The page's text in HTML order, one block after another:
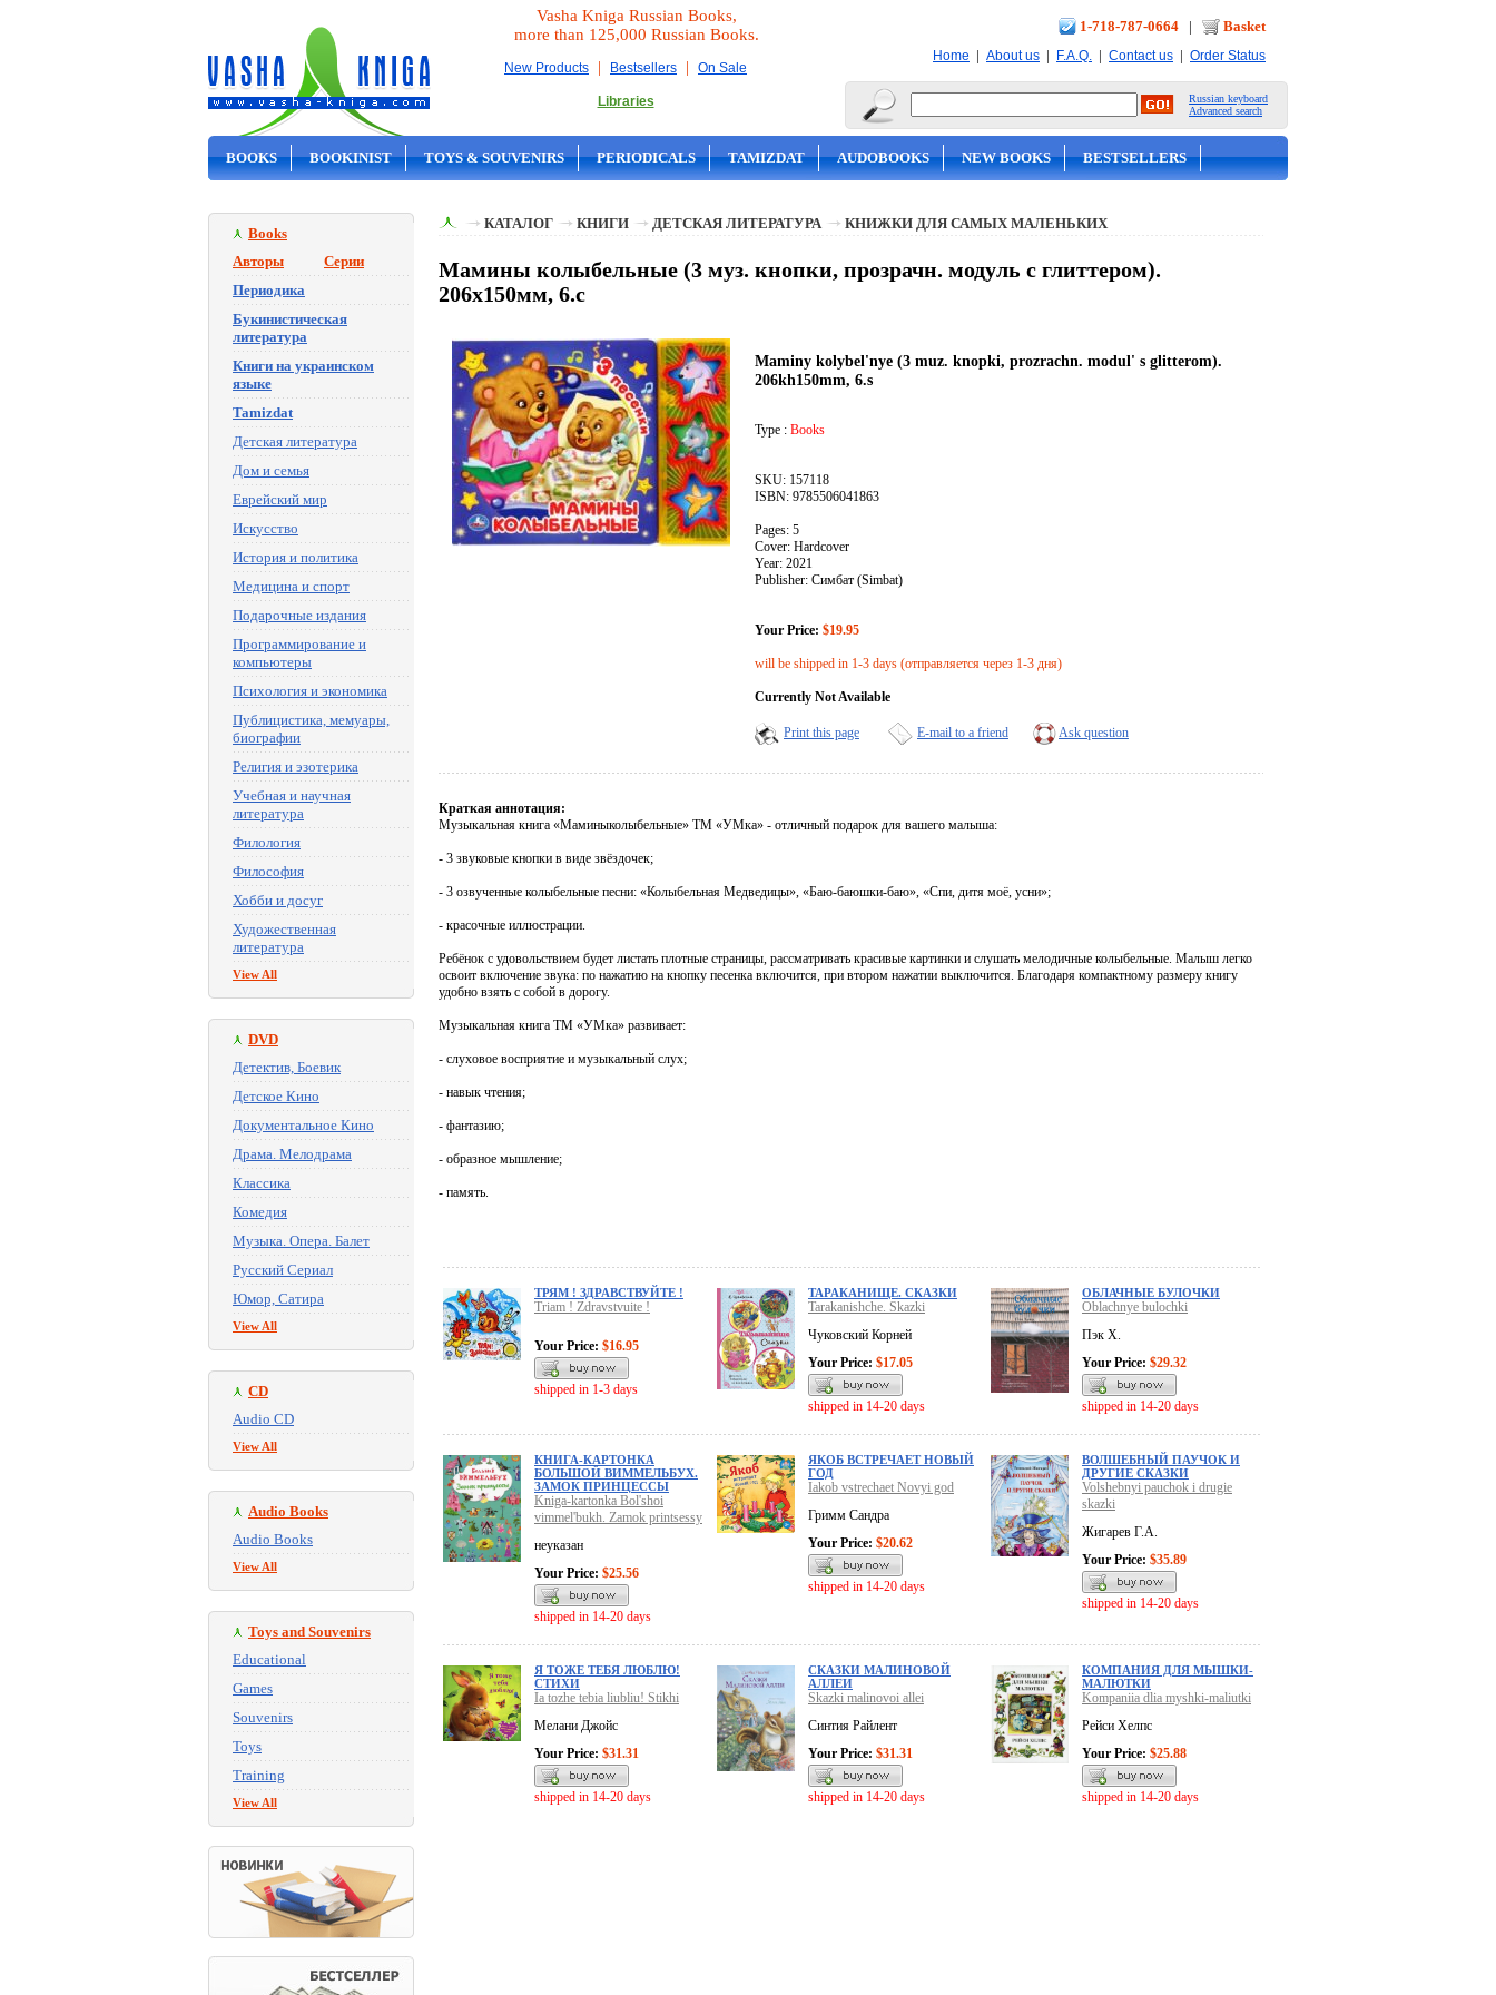
Vasha Kniga Russian Books,
more than 125,000 Russian Books.
New Products | Bestsellers | On Sale
Libraries
1-718-787-0664 | Basket
Home | About us | F.A.Q. | Contact us | Order Status
Russian keyboard
Advanced search
BOOKS BOOKINIST TOYS & SOUVENIRS PERIODICALS TAMIZDAT AUDOBOOKS NEW BOOKS BESTSELLERS
Books
Авторы
Серии
Периодика
Букинистическая
литература
Книги на украинском
языке
Tamizdat
Детская литература
Дом и семья
Еврейский мир
Искусство
История и политика
Медицина и спорт
Подарочные издания
Программирование и
компьютеры
Психология и экономика
Публицистика, мемуары,
биографии
Религия и эзотерика
Учебная и научная
литература
Филология
Философия
Хобби и досуг
Художественная
литература
View All
DVD
Детектив, Боевик
Детское Кино
Документальное Кино
Драма. Мелодрама
Классика
Комедия
Музыка. Опера. Балет
Русский Сериал
Юмор, Сатира
View All
CD
Audio CD
View All
Audio Books
Audio Books
View All
Toys and Souvenirs
Educational
Games
Souvenirs
Toys
Training
View All
КАТАЛОГ КНИГИ ДЕТСКАЯ ЛИТЕРАТУРА КНИЖКИ ДЛЯ САМЫХ МАЛЕНЬКИХ
Мамины колыбельные (3 муз. кнопки, прозрачн. модуль с глиттером).
206х150мм, 6.с
Maminy kolybel'nye (3 muz. knopki, prozrachn. modul' s glitterom).
206kh150mm, 6.s
Type : Books
SKU: 157118
ISBN: 9785506041863
Pages: 5
Cover: Hardcover
Year: 2021
Publisher: Симбат (Simbat)
Your Price: $19.95
will be shipped in 1-3 days (отправляется через 1-3 дня)
Currently Not Available
Print this page E-mail to a friend Ask question
Краткая аннотация:
Музыкальная книга «Маминыколыбельные» ТМ «УМка» - отличный подарок для вашего малыша:
- 3 звуковые кнопки в виде звёздочек;
- 3 озвученные колыбельные песни: «Колыбельная Медведицы», «Баю-баюшки-баю», «Спи, дитя моё, усни»;
- красочные иллюстрации.
Ребёнок с удовольствием будет листать плотные страницы, рассматривать красивые картинки и слушать мелодичные колыбельные. Малыш легко
освоит включение звука: по нажатию на кнопку песенка включится, при втором нажатии выключится. Благодаря компактному размеру книгу
удобно взять с собой в дорогу.
Музыкальная книга ТМ «УМка» развивает:
- слуховое восприятие и музыкальный слух;
- навык чтения;
- фантазию;
- образное мышление;
- память.
ТРЯМ ! ЗДРАВСТВУЙТЕ !
Triam ! Zdravstvuite !
Your Price: $16.95
shipped in 1-3 days
ТАРАКАНИЩЕ. СКАЗКИ
Tarakanishche. Skazki
Чуковский Корней
Your Price: $17.05
shipped in 14-20 days
ОБЛАЧНЫЕ БУЛОЧКИ
Oblachnye bulochki
Пэк Х.
Your Price: $29.32
shipped in 14-20 days
КНИГА-КАРТОНКА
БОЛЬШОЙ ВИММЕЛЬБУХ.
ЗАМОК ПРИНЦЕССЫ
Kniga-kartonka Bol'shoi
vimmel'bukh. Zamok printsessy
неуказан
Your Price: $25.56
shipped in 14-20 days
ЯКОБ ВСТРЕЧАЕТ НОВЫЙ
ГОД
Iakob vstrechaet Novyi god
Гримм Сандра
Your Price: $20.62
shipped in 14-20 days
ВОЛШЕБНЫЙ ПАУЧОК И
ДРУГИЕ СКАЗКИ
Volshebnyi pauchok i drugie
skazki
Жигарев Г.А.
Your Price: $35.89
shipped in 14-20 days
Я ТОЖЕ ТЕБЯ ЛЮБЛЮ!
СТИХИ
Ia tozhe tebia liubliu! Stikhi
Мелани Джойс
Your Price: $31.31
shipped in 14-20 days
СКАЗКИ МАЛИНОВОЙ
АЛЛЕИ
Skazki malinovoi allei
Синтия Райлент
Your Price: $31.31
shipped in 14-20 days
КОМПАНИЯ ДЛЯ МЫШКИ-
МАЛЮТКИ
Kompaniia dlia myshki-maliutki
Рейси Хелпс
Your Price: $25.88
shipped in 14-20 days